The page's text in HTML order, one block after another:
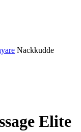
Nackkudde
Elite